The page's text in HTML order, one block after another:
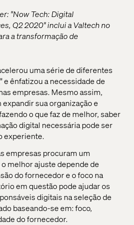
"Now Tech: Digital
Q2 2020" inclui a Valtech no
a transformação de
uma série de diferentes
ênfatizou a necessidade de
empresas. Mesmo assim,
sua organização e
o que faz de melhor, saber
digital necessária pode ser
experiente.
empresas procuram um
melhor ajuste depende de
do fornecedor e o foco na
em questão pode ajudar os
digitais na seleção de
baseando-se em: foco,
do fornecedor.